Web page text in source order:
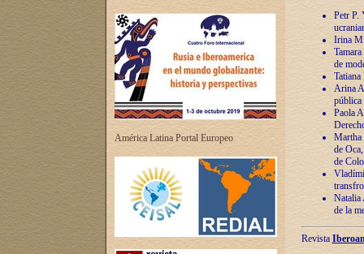
América Latina Portal Europeo
Petr P.
Irina
de
Arina
pública
Paola
Martha
de
de
Natalia
de la
Revista